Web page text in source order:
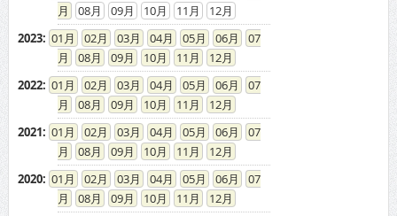
08
09 10 11
12
2023: 01 02 03 04 05 06
07
08
09 10 11
12
2022: 01 02 03 04 05 06
07
08
09 10 11
12
2021: 01 02 03 04 05 06
07
08
09 10 11
12
2020: 01 02 03 04 05 06
07
08
09 10 11
12